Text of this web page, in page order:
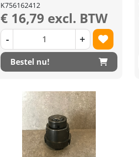
K756162412
€ 16,79 excl. BTW
- +
Bestel nu!